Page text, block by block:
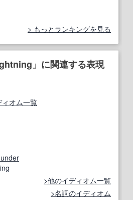
もっとランキングを見る
」に関連する表現
オム一覧
他のイディオム一覧
名詞のイディオム